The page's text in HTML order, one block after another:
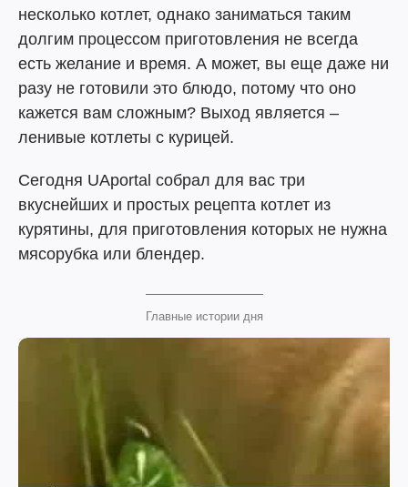
несколько котлет, однако заниматься таким
долгим процессом приготовления не всегда
есть желание и время. А может, вы еще даже ни
разу не готовили это блюдо, потому что оно
кажется вам сложным? Выход является –
ленивые котлеты с курицей.
Сегодня UAportal собрал для вас три
вкуснейших и простых рецепта котлет из
курятины, для приготовления которых не нужна
мясорубка или блендер.
Главные истории дня